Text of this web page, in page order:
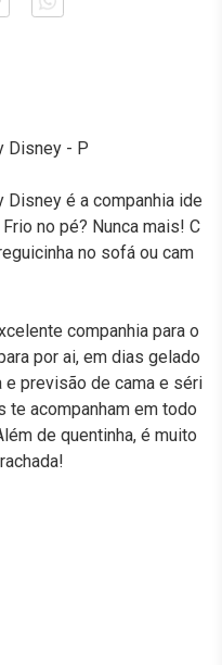
Disney - P
Disney é a companhia ide
no pé? Nunca mais! C
no sofá ou cam
companhia para o
por ai, em dias gelado
previsão de cama e séri
te acompanham em todo
de quentinha, é muito